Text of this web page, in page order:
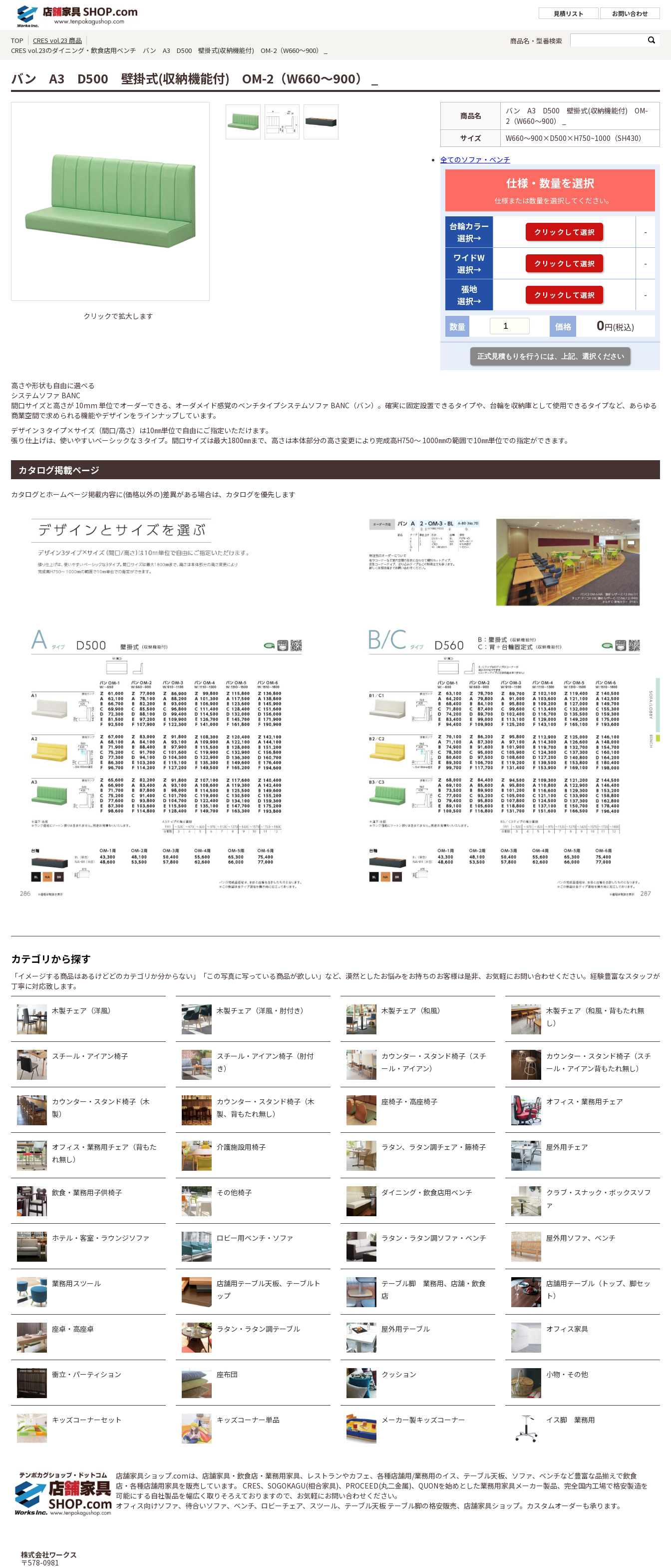
見積リスト お問い合わせ
TOP
CRES vol.23 商品
CRES vol.23のダイニング・飲食店用ベンチ バン A3 D500 壁掛式(収納機能付) OM-2（W660～900） _
商品名・型番検索
バン A3 D500 壁掛式(収納機能付) OM-2（W660～900） _
クリックで拡大します
商品名
バン A3 D500 壁掛式(収納機能付) OM-
2（W660～900） _
サイズ
W660～900×D500×H750~1000（SH430）
全てのソファ・ベンチ
仕様・数量を選択
仕様または数量を選択してください。
台輪カラー
選択→
クリックして選択 -
ワイドW
選択→
クリックして選択 -
張地
選択→
クリックして選択 -
数量 価格 0円(税込)
高さや形状も自由に選べる
システムソファ BANC
間口サイズと高さが 10mm 単位でオーダーできる、オーダメイド感覚のベンチタイプシステムソファ BANC（バン）。確実に固定設置できるタイプや、台輪を収納庫として使用できるタイプなど、あらゆる
商業空間で求められる機能やデザインをラインナップしています。
デザイン３タイプ×サイズ（間口/高さ）は10㎜単位で自由にご指定いただけます。
張り仕上げは、使いやすいベーシックな３タイプ。間口サイズは最大1800㎜まで、高さは本体部分の高さ変更により完成高H750～ 1000㎜の範囲で10㎜単位での指定ができます。
カタログ掲載ページ
カタログとホームページ掲載内容に(価格以外の)差異がある場合は、カタログを優先します
カテゴリから探す
「イメージする商品はあるけどどのカテゴリか分からない」「この写真に写っている商品が欲しい」など、漠然としたお悩みをお持ちのお客様は是非、お気軽にお問い合わせください。経験豊富なスタッフが
丁寧に対応致します。
木製チェア（洋風） 木製チェア（洋風・肘付き） 木製チェア（和風）
木製チェア（和風・背もたれ無
し）
スチール・アイアン椅子
スチール・アイアン椅子（肘付
き）
カウンター・スタンド椅子（スチ
ール・アイアン）
カウンター・スタンド椅子（スチ
ール・アイアン背もたれ無し）
カウンター・スタンド椅子（木
製）
カウンター・スタンド椅子（木
製、背もたれ無し）
座椅子・高座椅子 オフィス・業務用チェア
オフィス・業務用チェア（背もた
れ無し）
介護施設用椅子 ラタン、ラタン調チェア・籐椅子 屋外用チェア
飲食・業務用子供椅子 その他椅子 ダイニング・飲食店用ベンチ
クラブ・スナック・ボックスソフ
ァ
ホテル・客室・ラウンジソファ ロビー用ベンチ・ソファ ラタン・ラタン調ソファ・ベンチ 屋外用ソファ、ベンチ
業務用スツール
店舗用テーブル天板、テーブルト
ップ
テーブル脚 業務用、店舗・飲食
店
店舗用テーブル（トップ、脚セッ
ト）
座卓・高座卓 ラタン・ラタン調テーブル 屋外用テーブル オフィス家具
衝立・パーティション 座布団 クッション 小物・その他
キッズコーナーセット キッズコーナー単品 メーカー製キッズコーナー イス脚 業務用
店舗家具ショップ.comは、店舗家具・飲食店・業務用家具、レストランやカフェ、各種店舗用/業務用のイス、テーブル天板、ソファ、ベンチなど豊富な品揃えで飲食
店・各種店舗用家具を販売しています。 CRES、SOGOKAGU(相合家具)、PROCEED(丸二金属)、QUONを始めとした業務用家具メーカー製品、完全国内工場で格安製造を
可能にする自社製品を幅広く取りそろえておりますので、お気軽にお問い合わせください。
オフィス向けソファ、待合いソファ、ベンチ、ロビーチェア、スツール、テーブル天板 テーブル脚の格安販売、店舗家具ショップ。カスタムオーダーも承ります。
株式会社ワークス
〒578-0981